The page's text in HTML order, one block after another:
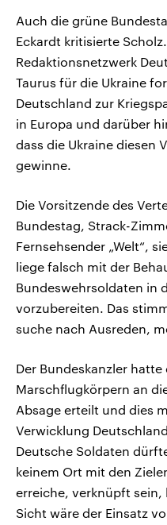
Auch die grüne
Eckardt kritisierte
Redaktionsnetzwerk
Taurus für die Ukraine
Deutschland zur
in Europa und darüber
dass die Ukraine diesen
gewinne.
Die Vorsitzende des
Bundestag, Strack-
Fernsehsender „Welt“,
liege falsch mit der
Bundeswehrsoldaten in
vorzubereiten. Das
suche nach Ausreden,
Der Bundeskanzler
Marschflugkörpern an
Absage erteilt und dies
Verwicklung
Deutsche Soldaten
keinem Ort mit den
erreiche, verknüpft sein,
Sicht wäre der Einsatz